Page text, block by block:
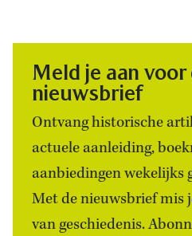
Meld je aan voor
nieuwsbrief
Ontvang historische
actuele aanleiding,
aanbiedingen wekelijks
Met de nieuwsbrief mis
van geschiedenis.